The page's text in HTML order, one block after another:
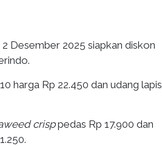
Desember 2025 siapkan diskon
harga Rp 22.450 dan udang lapis
crisppedas Rp 17.900 dan